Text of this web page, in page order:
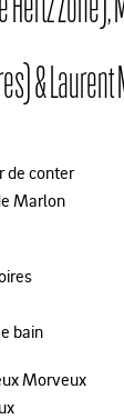
& Laurent
de conter
Marlon
bain
Morveux